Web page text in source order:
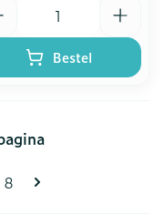
Bestel
pagina
Pagina
8